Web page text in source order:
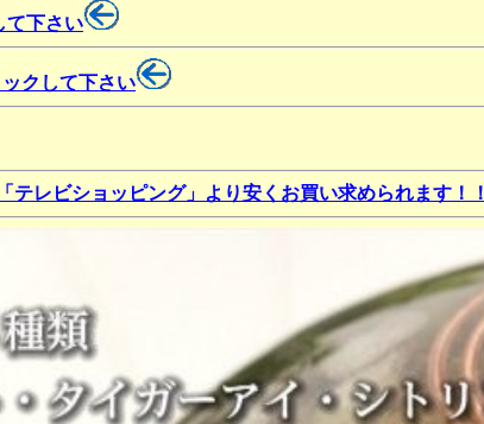
て下さい
クして下さい
レビショッピング」より安くお買い求められます！！